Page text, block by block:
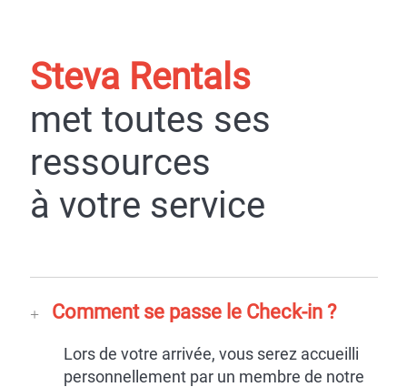
Steva Rentals
met toutes ses
ressources
à votre service
Comment se passe le Check-in ?
Lors de votre arrivée, vous serez accueilli
personnellement par un membre de notre